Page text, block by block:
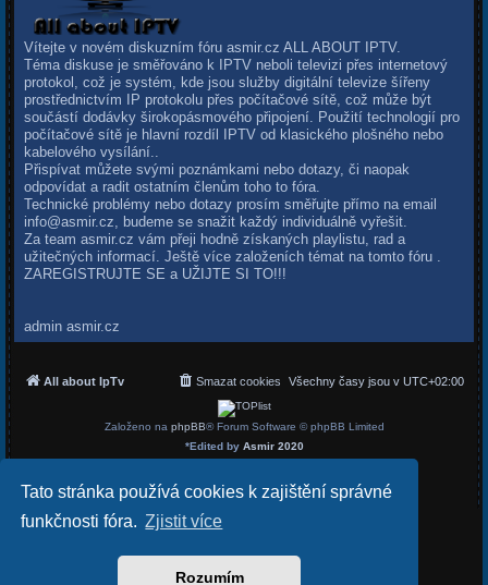
Tato stránka používá cookies k zajištění správné
funkčnosti fóra. Zjistit více
Rozumím
Vítejte v novém diskuzním fóru asmir.cz ALL ABOUT IPTV.
Téma diskuse je směřováno k IPTV neboli televizi přes internetový
protokol, což je systém, kde jsou služby digitální televize šířeny
prostřednictvím IP protokolu přes počítačové sítě, což může být
součástí dodávky širokopásmového připojení. Použití technologií pro
počítačové sítě je hlavní rozdíl IPTV od klasického plošného nebo
kabelového vysílání..
Přispívat můžete svými poznámkami nebo dotazy, či naopak
odpovídat a radit ostatním členům toho to fóra.
Technické problémy nebo dotazy prosím směřujte přímo na email
info@asmir.cz , budeme se snažit každý individuálně vyřešit.
Za team asmir.cz vám přeji hodně získaných playlistu, rad a
užitečných informací. Ještě více založeních témat na tomto fóru .
ZAREGISTRUJTE SE a UŽIJTE SI TO!!!
admin asmir.cz
All about IpTv Všechny časy jsou v UTC+02:00
Smazat cookies
Založeno na phpBB® Forum Software © phpBB Limited
*Edited by Asmir 2020
Soukromí
Podmínky